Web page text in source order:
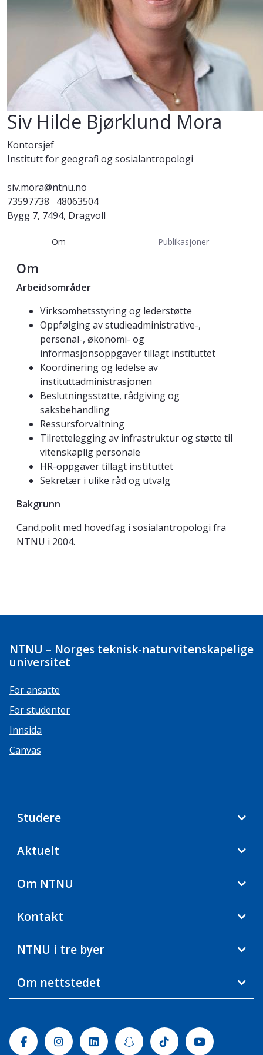
Siv Hilde Bjørklund Mora
Kontorsjef
Institutt for geografi og sosialantropologi
siv.mora@ntnu.no
73597738
48063504
Bygg 7, 7494, Dragvoll
Om Publikasjoner
Om
Arbeidsområder
Virksomhetsstyring og lederstøtte
Oppfølging av studieadministrative-,
personal-, økonomi- og
informasjonsoppgaver tillagt instituttet
Koordinering og ledelse av
instituttadministrasjonen
Beslutningsstøtte, rådgiving og
saksbehandling
Ressursforvaltning
Tilrettelegging av infrastruktur og støtte til
vitenskaplig personale
HR-oppgaver tillagt instituttet
Sekretær i ulike råd og utvalg
Bakgrunn
Cand.polit med hovedfag i sosialantropologi fra
NTNU i 2004.
NTNU – Norges teknisk-naturvitenskapelige
universitet
For ansatte
For studenter
Innsida
Canvas
Studere
Aktuelt
Om NTNU
Kontakt
NTNU i tre byer
Om nettstedet
FacebookInstagramLinkedinSnapchatTiktok Youtube